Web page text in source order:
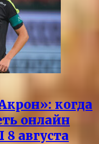
когда
онлайн
8 августа